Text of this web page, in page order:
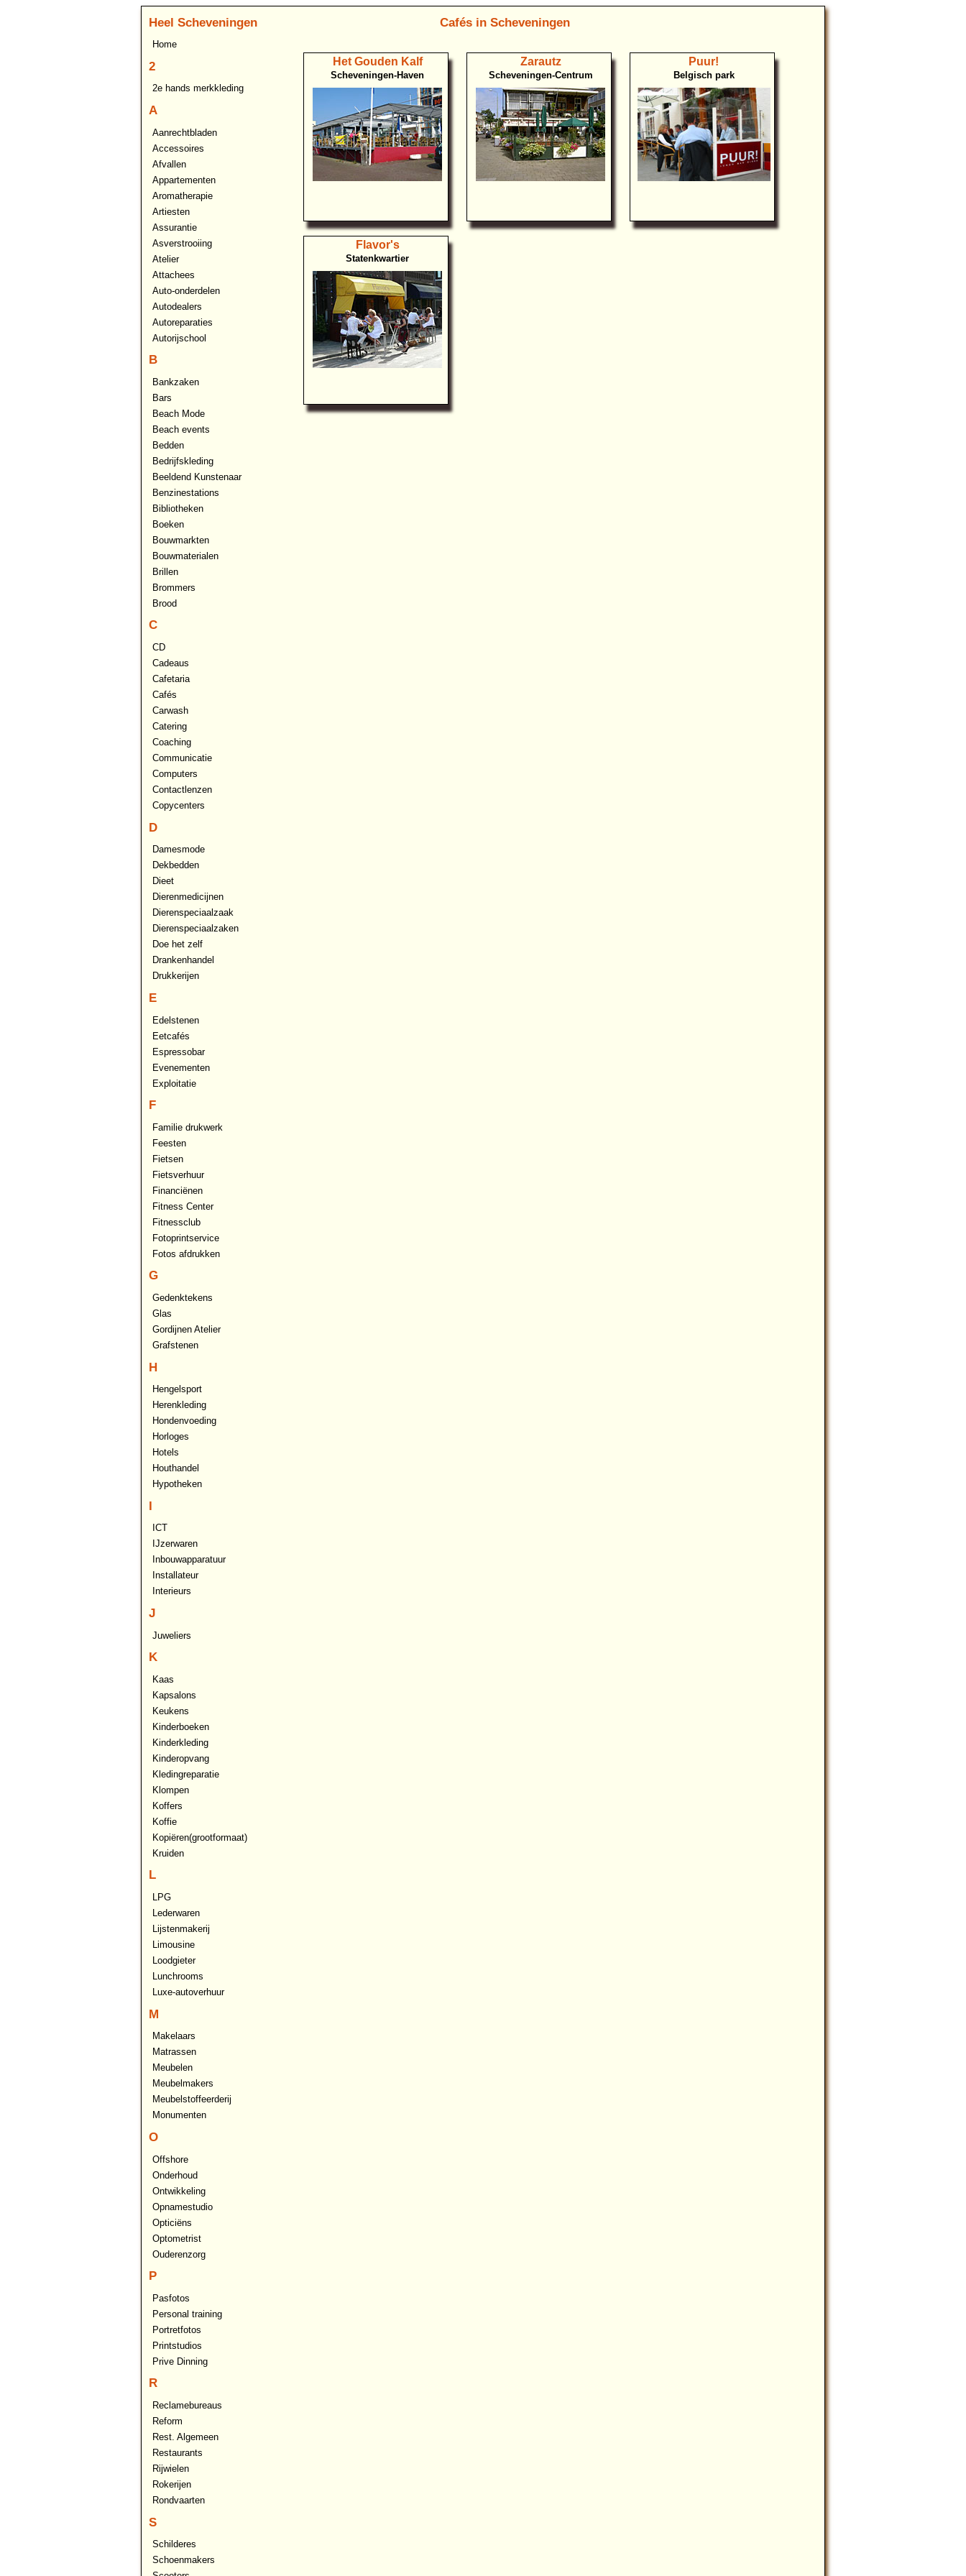
Heel Scheveningen
Home
2
2e hands merkkleding
A
Aanrechtbladen
Accessoires
Afvallen
Appartementen
Aromatherapie
Artiesten
Assurantie
Asverstrooiing
Atelier
Attachees
Auto-onderdelen
Autodealers
Autoreparaties
Autorijschool
B
Bankzaken
Bars
Beach Mode
Beach events
Bedden
Bedrijfskleding
Beeldend Kunstenaar
Benzinestations
Bibliotheken
Boeken
Bouwmarkten
Bouwmaterialen
Brillen
Brommers
Brood
C
CD
Cadeaus
Cafetaria
Cafés
Carwash
Catering
Coaching
Communicatie
Computers
Contactlenzen
Copycenters
D
Damesmode
Dekbedden
Dieet
Dierenmedicijnen
Dierenspeciaalzaak
Dierenspeciaalzaken
Doe het zelf
Drankenhandel
Drukkerijen
E
Edelstenen
Eetcafés
Espressobar
Evenementen
Exploitatie
F
Familie drukwerk
Feesten
Fietsen
Fietsverhuur
Financiënen
Fitness Center
Fitnessclub
Fotoprintservice
Fotos afdrukken
G
Gedenktekens
Glas
Gordijnen Atelier
Grafstenen
H
Hengelsport
Herenkleding
Hondenvoeding
Horloges
Hotels
Houthandel
Hypotheken
I
ICT
IJzerwaren
Inbouwapparatuur
Installateur
Interieurs
J
Juweliers
K
Kaas
Kapsalons
Keukens
Kinderboeken
Kinderkleding
Kinderopvang
Kledingreparatie
Klompen
Koffers
Koffie
Kopiëren(grootformaat)
Kruiden
L
LPG
Lederwaren
Lijstenmakerij
Limousine
Loodgieter
Lunchrooms
Luxe-autoverhuur
M
Makelaars
Matrassen
Meubelen
Meubelmakers
Meubelstoffeerderij
Monumenten
O
Offshore
Onderhoud
Ontwikkeling
Opnamestudio
Opticiëns
Optometrist
Ouderenzorg
P
Pasfotos
Personal training
Portretfotos
Printstudios
Prive Dinning
R
Reclamebureaus
Reform
Rest. Algemeen
Restaurants
Rijwielen
Rokerijen
Rondvaarten
S
Schilderes
Schoenmakers
Cafés in Scheveningen
Het Gouden Kalf
Scheveningen-Haven
Zarautz
Scheveningen-Centrum
Puur!
Belgisch park
Flavor's
Statenkwartier